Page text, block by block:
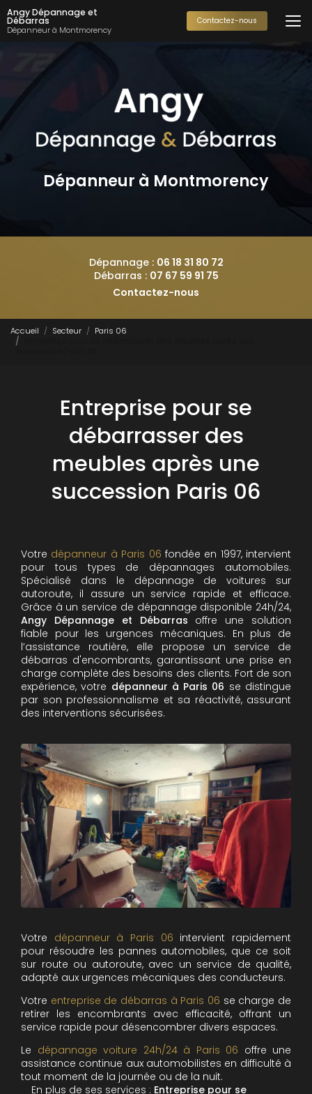
Aller
au
contenu
Angy Dépannage et
Débarras
Dépanneur à Montmorency
Contactez-nous
Dépanneur à Montmorency
Dépannage : 06 18 31 80 72
Débarras : 07 67 59 91 75
Contactez-nous
Accueil Secteur
Paris 06
Entreprise pour se
débarrasser des
meubles après une
succession Paris 06
Votre dépanneur à Paris 06 fondée en 1997, intervient
pour tous types de dépannages automobiles.
Spécialisé dans le dépannage de voitures sur
autoroute, il assure un service rapide et efficace.
Grâce à un service de dépannage disponible 24h/24,
Angy Dépannage et Débarras offre une solution
fiable pour les urgences mécaniques. En plus de
l’assistance routière, elle propose un service de
débarras d'encombrants, garantissant une prise en
charge complète des besoins des clients. Fort de son
expérience, votre dépanneur à Paris 06 se distingue
par son professionnalisme et sa réactivité, assurant
des interventions sécurisées.
Votre dépanneur à Paris 06 intervient rapidement
pour résoudre les pannes automobiles, que ce soit
sur route ou autoroute, avec un service de qualité,
adapté aux urgences mécaniques des conducteurs.
Votre entreprise de débarras à Paris 06 se charge de
retirer les encombrants avec efficacité, offrant un
service rapide pour désencombrer divers espaces.
Le dépannage voiture 24h/24 à Paris 06 offre une
assistance continue aux automobilistes en difficulté à
tout moment de la journée ou de la nuit.
En plus de ses services : Entreprise pour se